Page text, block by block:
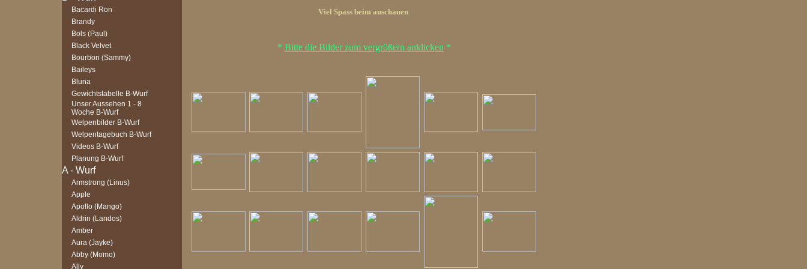
Bacardi Ron
Brandy
Bols (Paul)
Black Velvet
Bourbon (Sammy)
Baileys
Bluna
Gewichtstabelle B-Wurf
Unser Aussehen 1 - 8
Woche B-Wurf
Welpenbilder B-Wurf
Welpentagebuch B-Wurf
Videos B-Wurf
Planung B-Wurf
Armstrong (Linus)
Apple
Apollo (Mango)
Aldrin (Landos)
Amber
Aura (Jayke)
Abby (Momo)
Ally
Viel Spass beim anschauen.
* Bitte die Bilder zum vergrößern anklicken *